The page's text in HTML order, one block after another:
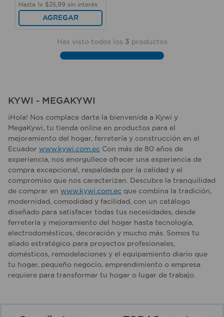
Hasta 1x $25 99 sin interés
AGREGAR
Has visto todos los 3 productos
KYWI - MEGAKYWI
¡Hola! Nos complace darte la bienvenida a Kywi y
MegaKywi, tu tienda online en productos para el
mejoramiento del hogar, ferretería y construcción en el
Ecuador www.kywi.com.ec Con más de 80 años de
experiencia, nos enorgullece ofrecer una experiencia de
compra excepcional, respaldada por la calidad y el
compromiso que nos caracterizan. Descubre la tranquilidad
de comprar en www.kywi.com.ec que combina la tradición,
modernidad, comodidad y facilidad, con un catálogo
diseñado para satisfacer todas tus necesidades, desde
ferretería y mejoramiento del hogar hasta tecnología,
electrodomésticos, decoración y mucho más. Somos tu
aliado estratégico para proyectos profesionales,
domésticos, remodelaciones y el equipamiento diario que
tu hogar, pequeño negocio, emprendimiento o empresa
requiere para transformar tu hogar o lugar de trabajo.